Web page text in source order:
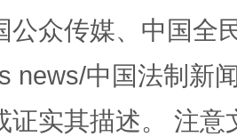
公众传媒、中国全
news/中国法制新
证实其描述。 注